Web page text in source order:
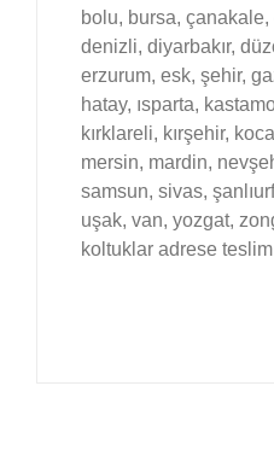
bolu, bursa, çanakale,
denizli, diyarbakır,
erzurum, esk, şehir,
hatay, ısparta,
kırklareli, kırşehir,
mersin, mardin,
samsun, sivas,
uşak, van, yozgat,
koltuklar adrese